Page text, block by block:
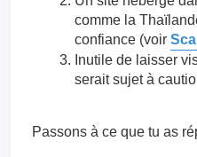
comme la
confiance (voir
Inutile de laisser
serait sujet à
Passons à ce que tu as